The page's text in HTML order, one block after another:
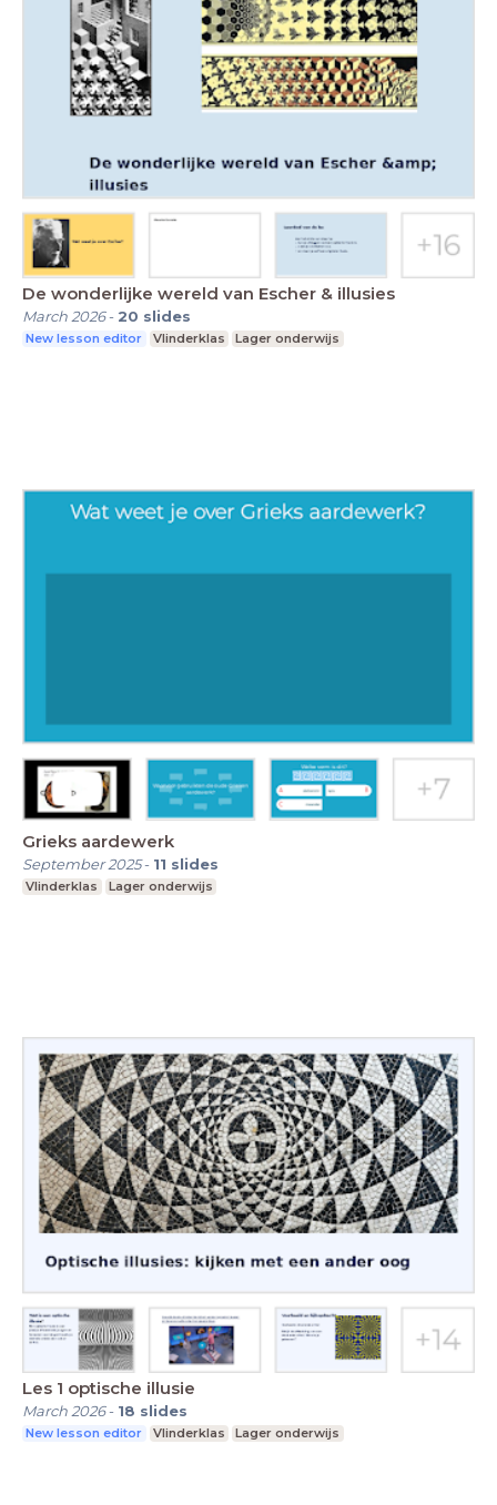
De wonderlijke wereld van Escher & illusies
March 2026- 20 slides
New lesson editor Vlinderklas Lager onderwijs
Grieks aardewerk
September 2025- 11 slides
Vlinderklas Lager onderwijs
Les 1 optische illusie
March 2026- 18 slides
New lesson editor Vlinderklas Lager onderwijs